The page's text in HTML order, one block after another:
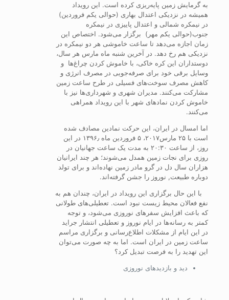
به گرمایش زمین پایه‌ریزی کرده است. این رویداد
همیشه در نزدیکی اعتدال بهاری (حوالی یکم فروردین)
در نیمکره شمالی و اعتدال پاییزی در نیمکره
جنوب(حوالی یکم مهر) برگزار می‌شود. اختصاص این
زمان اجازه می‌دهد تا ساعت خاموشی هر دو نیمکره در
نزدیکی هم رخ دهد. در آخرین شنبه ماه مارس هر سال،
دوستداران این کره خاکی، با خاموش کردن چراغ‌ها و
وسایل برقی خود برای صرفه‌جویی در مصرف انرژی و
کاهش مصرف سوخت‌های فسیلی در طرح ساعت زمین
مشارکت می‌کنند. مدیران شهری و شهرداری‌ها نیز با
خاموش کردن نمادهای شهر با این رویداد همراهی
می‌کنند.
اما امسال در ایران، این حرکت نمادین مصادف شده
است با ۲۵ مارس۲۰۱۷، ۵ فروردین ماه ۱۳۹۶٫ در این
روز، از ساعت ۲۰:۳۰ به مدت یک ساعت جهانیان در
روزی برای نجات زمین همدل می‌شوند؛ هر چند ایرانیان
هزاران سال دل در گرو مادر زمین نهاده‌اند و برای تولد
دوباره طبیعت, نوروز را جشن گرفته‌اند.
با این حال برگزاری این رویداد در ایران، چندان هم به
نفع فعالان محیط زیست نبود است. تعطیلی‌های طولانی
که باعث افزایش سفرهای نوروزی می‌شود، و توجه
کمتر به رسانه‌ها در ایام نوروز و تعطیلی‌ انتشار جراید
در این ایام از مشکلات اطلاع‌رسانی و برگزاری مراسم
ساعت زمین در ایران است. اما به چه صورت می‌توان
این تهدید را به فرصت تبدیل کرد؟
دید و بازدیدهای نوروزی